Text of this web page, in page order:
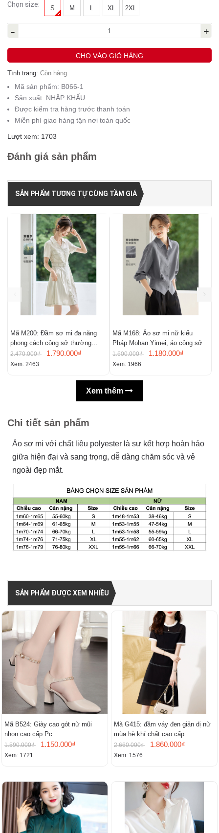
Chọn size: S M L XL 2XL
- +
CHO VÀO GIỎ HÀNG
Tình trạng: Còn hàng
Mã sản phẩm: B066-1
Sản xuất: NHẬP KHẨU
Được kiểm tra hàng trước thanh toán
Miễn phí giao hàng tận nơi toàn quốc
Lượt xem: 1703
Đánh giá sản phẩm
SẢN PHẨM TƯƠNG TỰ CÙNG TẦM GIÁ
Mã M200: Đầm sơ mi đa năng
phong cách công sở thường
ngày
2.470.000₫ 1.790.000₫
Xem: 2463
Mã M168: Áo sơ mi nữ kiểu
Pháp Mohan Yimei, áo công sở
1.600.000₫ 1.180.000₫
Xem: 1966
Xem thêm
Chi tiết sản phẩm
Áo sơ mi với chất liệu polyester là sự kết hợp hoàn hảo
giữa hiện đại và sang trọng, dễ dàng chăm sóc và vẻ
ngoài đẹp mắt.
SẢN PHẨM ĐƯỢC XEM NHIỀU
Mã B524: Giày cao gót nữ mũi
nhọn cao cấp Pc
1.590.000₫ 1.150.000₫
Xem: 1721
Mã G415: đầm váy đen giản dị nữ
mùa hè khí chất cao cấp
2.660.000₫ 1.860.000₫
Xem: 1576